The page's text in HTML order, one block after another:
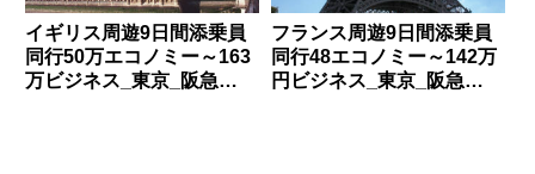
イギリス周遊9日間添乗員
同行50万エコノミー～163
万ビジネス_東京_阪急
フランス周遊9日間添乗員
同行48エコノミー～142万
円ビジネス_東京_阪急